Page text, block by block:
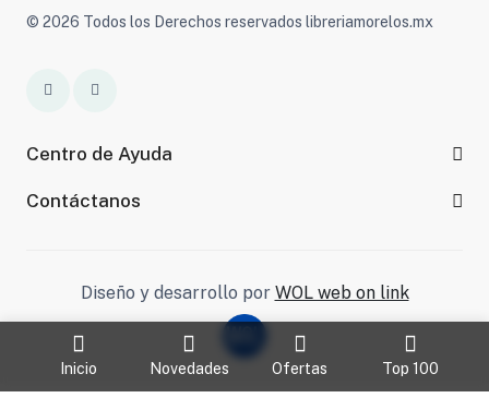
Inicio Novedades Ofertas Top 100
© 2026 Todos los Derechos reservados libreriamorelos.mx
Centro de Ayuda
Contáctanos
Diseño y desarrollo por WOL web on link